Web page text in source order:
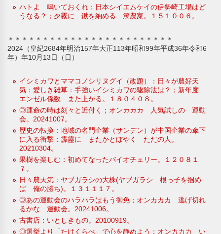
ハトよ 鳴いておくれ：日本シイエムケイの伊勢崎工場はど
うなる？；夕霧に 鍬を納める 篤農家。１５１００６。
＊＊＊＊＊＊＊＊＊＊＊＊＊＊＊＊＊＊＊＊＊＊＊＊
2024（皇紀2684年明治157年大正113年昭和99年平成36年令和6
年）年10月13日（日）
イシミカワとママコノシリヌグイ（改題）：日々が農好天
気：愛しき雑草：手強いイシミカワの駆除法は？；新年度
エンゼル係数 また上がる。１８０４０８。
◎運命の時は刻々と近付く；オンカカカ 人気試しの 運動
会。20241007。
歴史の転換：地域の名門企業（サンデン）が中国企業の傘下
に入る衝撃；霹靂に またかとぼやく ただの人。
20210304。
果樹を楽しむ：初めてなったバイオチェリー。１２０８１
７。
日々農天気：ヤブガラシの大株(ヤブガラシ 根っ子を掴め
ば 俺の勝ち)。１３１１１７。
◎あの運動会のハラハラはもう御免；オンカカカ 逃げ切れ
るかな 運動会。20241006。
古書店：いとしきもの。20100919。
◎選挙より「たけくらべ」で心を静めよう；オンカカカ い